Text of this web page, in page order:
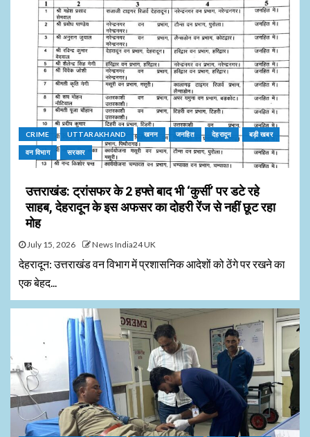
CRIME UTTARAKHAND खनन जनहित देहरादून बड़ी खबर
वन विभाग सरकार
उत्तराखंड: ट्रांसफर के 2 हफ्ते बाद भी ‘कुर्सी’ पर डटे रहे
साहब, देहरादून के इस अफसर का दोहरी रेंज से नहीं छूट रहा
मोह
July 15, 2026 News India24 UK
देहरादून: उत्तराखंड वन विभाग में प्रशासनिक आदेशों को ठेंगे पर रखने का
एक बेहद...